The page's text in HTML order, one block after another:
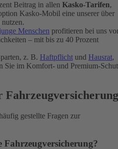
Beitrag in allen Kasko-Tarifen,
Kasko-Mobil eine unserer über
Menschen profitieren bei uns
– mit bis zu 40 Prozent
z. B. Haftpflicht und Hausrat,
Sie im Komfort- und Premium-
Fahrzeugversicherung
gestellte Fragen zur